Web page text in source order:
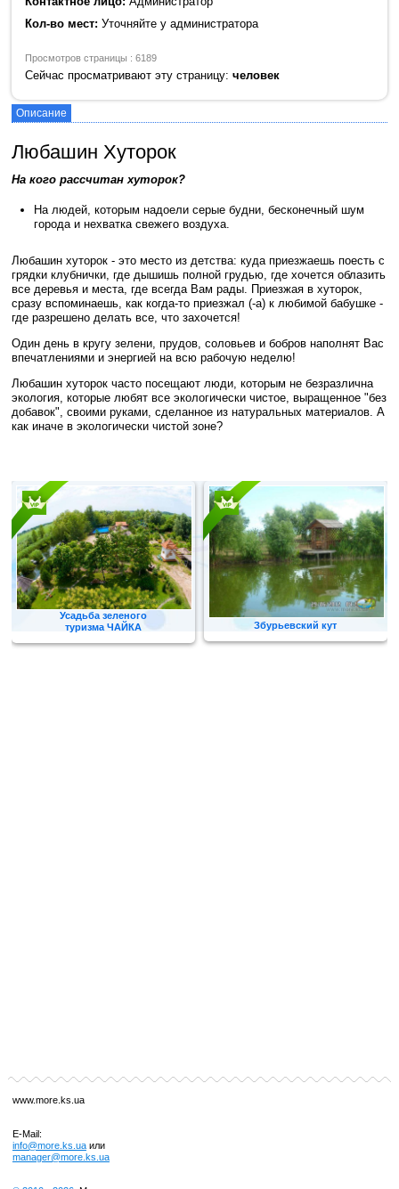
Кол-во мест: Уточняйте у администратора
Просмотров страницы : 6189
Сейчас просматривают эту страницу:человек
Описание
Любашин Хуторок
На кого рассчитан хуторок?
На людей, которым надоели серые будни, бесконечный шум
города и нехватка свежего воздуха.
Любашин хуторок - это место из детства: куда приезжаешь поесть с
грядки клубнички, где дышишь полной грудью, где хочется облазить
все деревья и места, где всегда Вам рады. Приезжая в хуторок,
сразу вспоминаешь, как когда-то приезжал (-а) к любимой бабушке -
где разрешено делать все, что захочется!
Один день в кругу зелени, прудов, соловьев и бобров наполнят Вас
впечатлениями и энергией на всю рабочую неделю!
Любашин хуторок часто посещают люди, которым не безразлична
экология, которые любят все экологически чистое, выращенное "без
добавок", своими руками, сделанное из натуральных материалов. А
как иначе в экологически чистой зоне?
Усадьба зеленого
туризма ЧАЙКА
Збурьевский кут
www.more.ks.ua
E-Mail:
info@more.ks.uaили
manager@more.ks.ua